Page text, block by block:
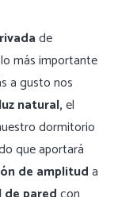
de
más importante
a gusto nos
natural,el
dormitorio
que aportará
de amplituda